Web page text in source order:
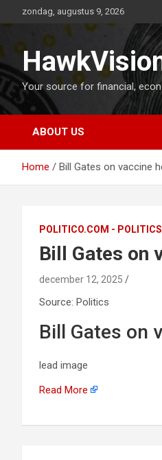
naar
inhoud
zondag, augustus 9, 2026
Your source for financial,
ABOUT US
Home Bill Gates on vaccine
POLITICO.COM - POLITICS
Bill Gates on
december 12, 2025
Source: Politics
Bill Gates on
lead image
Read More